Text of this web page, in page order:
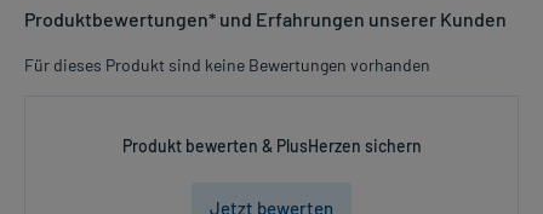
Produktbewertungen* und Erfahrungen unserer Kunden
Für dieses Produkt sind keine Bewertungen vorhanden
Produkt bewerten & PlusHerzen sichern
Jetzt bewerten